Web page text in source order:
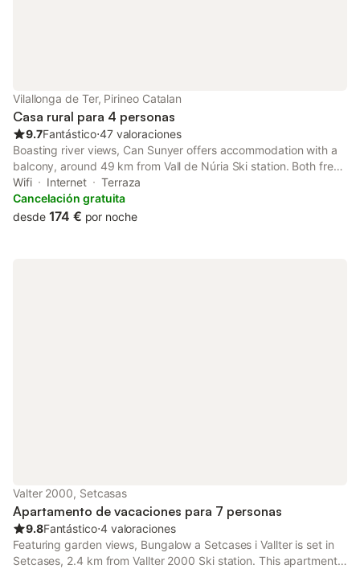
Vilallonga de Ter, Pirineo Catalan
Casa rural para 4 personas
9.7Fantástico⋅47 valoraciones
Boasting river views, Can Sunyer offers accommodation with a
balcony, around 49 km from Vall de Núria Ski station. Both free
WiFi and parking on-site are accessible at the chalet free of
charge.
Wifi Internet
Terraza
Cancelación gratuita
desde 174 € por noche
Valter 2000, Setcasas
Apartamento de vacaciones para 7 personas
9.8Fantástico⋅4 valoraciones
Featuring garden views, Bungalow a Setcases i Vallter is set in
Setcases, 2.4 km from Vallter 2000 Ski station. This apartment